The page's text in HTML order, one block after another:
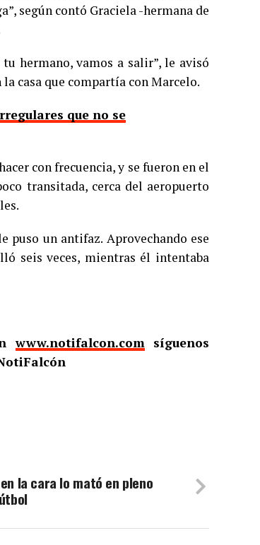
según contó Graciela -hermana de
tu hermano, vamos a salir”, le avisó
casa que compartía con Marcelo.
que no se
con frecuencia, y se fueron en el
transitada, cerca del aeropuerto
un antifaz. Aprovechando ese
seis veces, mientras él intentaba
www.notifalcon.comsíguenos
la cara lo mató en pleno